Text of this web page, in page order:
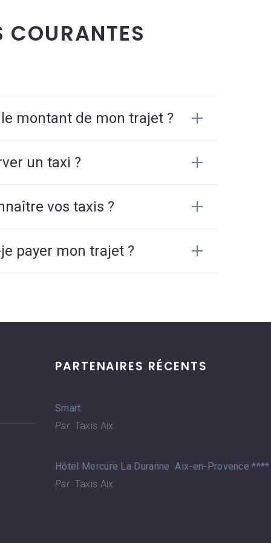
COURANTES
montant de mon trajet ?
un taxi ?
vos taxis ?
payer mon trajet ?
PARTENAIRES RÉCENTS
Smart
Par Taxis Aix
Hôtel Mercure La Duranne Aix-en-Provence ****
Par Taxis Aix